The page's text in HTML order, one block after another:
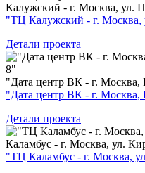
Калужский - г. Москва, ул.
"ТЦ Калужский - г.
Детали проекта
"Дата центр ВК - г. Москва,
"Дата центр ВК - г. Москва,
Детали проекта
Каламбус - г. Москва, ул.
"ТЦ Каламбус - г. Москва,